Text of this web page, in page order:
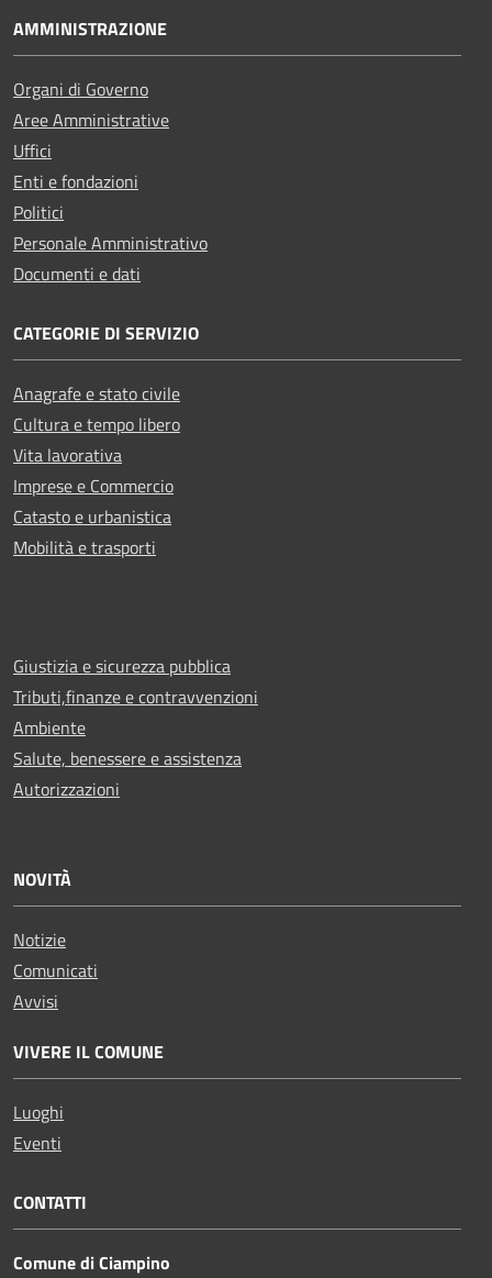
AMMINISTRAZIONE
Organi di Governo
Aree Amministrative
Uffici
Enti e fondazioni
Politici
Personale Amministrativo
Documenti e dati
CATEGORIE DI SERVIZIO
Anagrafe e stato civile
Cultura e tempo libero
Vita lavorativa
Imprese e Commercio
Catasto e urbanistica
Mobilità e trasporti
Giustizia e sicurezza pubblica
Tributi,finanze e contravvenzioni
Ambiente
Salute, benessere e assistenza
Autorizzazioni
NOVITÀ
Notizie
Comunicati
Avvisi
VIVERE IL COMUNE
Luoghi
Eventi
CONTATTI
Comune di Ciampino